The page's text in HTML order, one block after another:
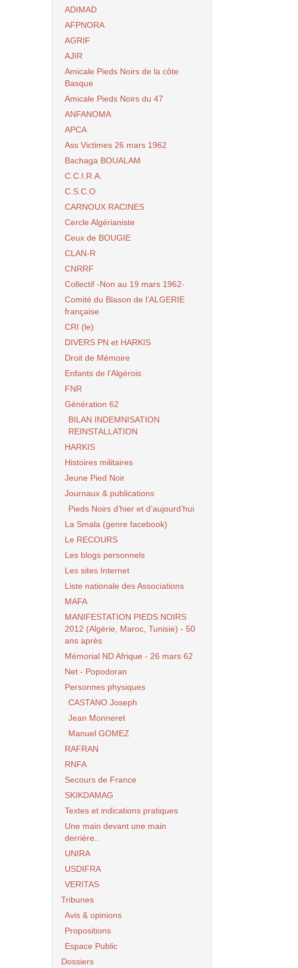
ADIMAD
AFPNORA
AGRIF
AJIR
Amicale Pieds Noirs de la côte
Basque
Amicale Pieds Noirs du 47
ANFANOMA
APCA
Ass Victimes 26 mars 1962
Bachaga BOUALAM
C.C.I.R.A.
C.S.C.O
CARNOUX RACINES
Cercle Algérianiste
Ceux de BOUGIE
CLAN-R
CNRRF
Collectif -Non au 19 mars 1962-
Comité du Blason de l’ALGERIE
française
CRI (le)
DIVERS PN et HARKIS
Droit de Mémoire
Enfants de l’Algérois
FNR
Génération 62
BILAN INDEMNISATION
REINSTALLATION
HARKIS
Histoires militaires
Jeune Pied Noir
Journaux & publications
Pieds Noirs d’hier et d’aujourd’hui
La Smala (genre facebook)
Le RECOURS
Les blogs personnels
Les sites Internet
Liste nationale des Associations
MAFA
MANIFESTATION PIEDS NOIRS
2012 (Algérie, Maroc, Tunisie) - 50
ans après
Mémorial ND Afrique - 26 mars 62
Net - Popodoran
Personnes physiques
CASTANO Joseph
Jean Monneret
Manuel GOMEZ
RAFRAN
RNFA
Secours de France
SKIKDAMAG
Textes et indications pratiques
Une main devant une main
derrière..
UNIRA
USDIFRA
VERITAS
Tribunes
Avis & opinions
Propositions
Espace Public
Dossiers